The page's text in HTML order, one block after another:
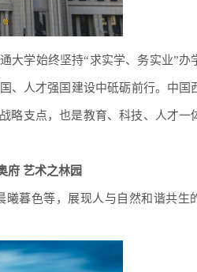
大学始终坚持“求实学、务实业”办
、人才强国建设中砥砺前行。中国
略支点，也是教育、科技、人才一
府 艺术之林园
暮色等，展现人与自然和谐共生